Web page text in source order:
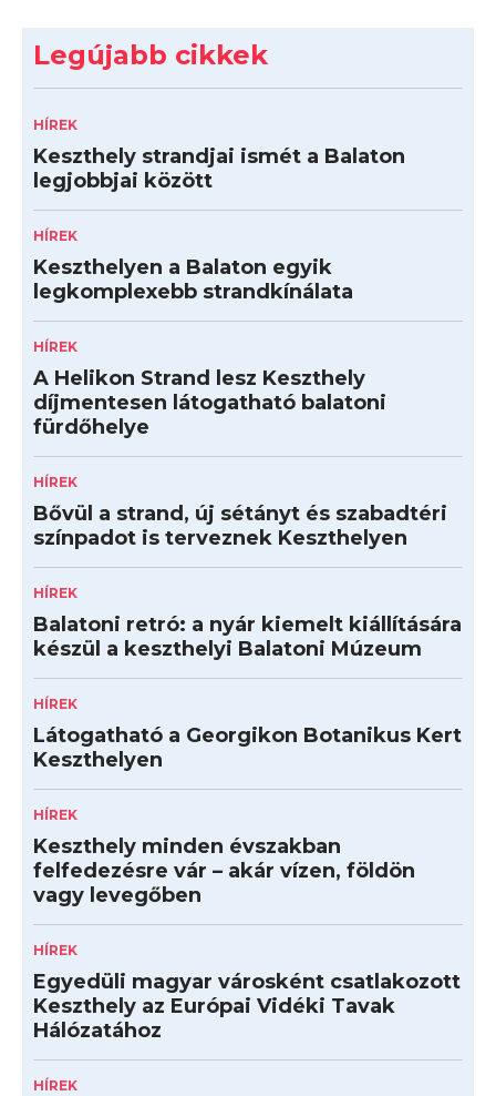
Legújabb cikkek
HÍREK
Keszthely strandjai ismét a Balaton
legjobbjai között
HÍREK
Keszthelyen a Balaton egyik
legkomplexebb strandkínálata
HÍREK
A Helikon Strand lesz Keszthely
díjmentesen látogatható balatoni
fürdőhelye
HÍREK
Bővül a strand, új sétányt és szabadtéri
színpadot is terveznek Keszthelyen
HÍREK
Balatoni retró: a nyár kiemelt kiállítására
készül a keszthelyi Balatoni Múzeum
HÍREK
Látogatható a Georgikon Botanikus Kert
Keszthelyen
HÍREK
Keszthely minden évszakban
felfedezésre vár – akár vízen, földön
vagy levegőben
HÍREK
Egyedüli magyar városként csatlakozott
Keszthely az Európai Vidéki Tavak
Hálózatához
HÍREK